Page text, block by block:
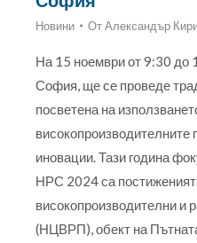
Новини ОтАлександър
На 15 ноември от 9:30 до
София, ще се проведе
посветена на
високопроизводителните
иновации. Тази година
НРС 2024 са
високопроизводителни и
(НЦВРП), обект на